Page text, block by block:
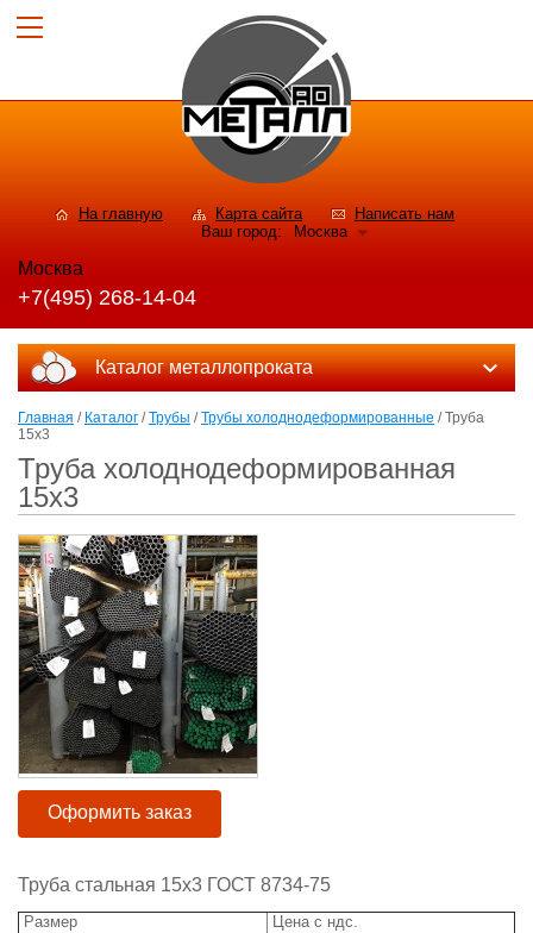
На главную Карта сайта
Написать нам
Ваш город:
Москва
Москва
+7(495) 268-14-04
Каталог металлопроката
Главная / Каталог /Трубы /Трубы холоднодеформированные / Труба
15х3
Труба холоднодеформированная
15х3
Оформить заказ
Труба стальная 15х3 ГОСТ 8734-75
Размер
Цена с ндс.